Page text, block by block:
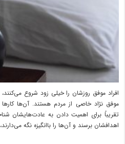
افراد موفق روزشان را خیلی زود شروع
موفق نژاد خاصی از مردم هستند. آن‌ها
تقریباً برای اهمیت دادن به عادت‌هایشان
اهدافشان برسند و آن‌ها را باانگیزه نگه